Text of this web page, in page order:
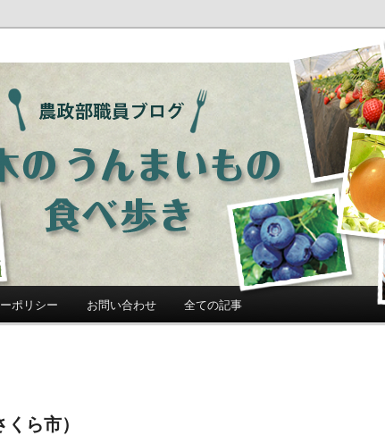
「栃木のうんまいもの食べ歩
ポリシー お問い合わせ 全ての記事
ら市）